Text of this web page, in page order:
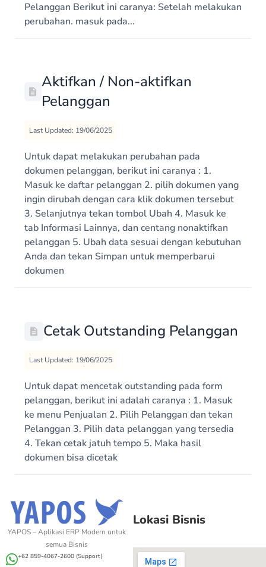
Pelanggan Berikut ini caranya: Setelah melakukan
perubahan. masuk pada...
Aktifkan / Non-aktifkan
Pelanggan
Last Updated: 19/06/2025
Untuk dapat melakukan perubahan pada
dokumen pelanggan, berikut ini caranya : 1.
Masuk ke daftar pelanggan 2. pilih dokumen yang
ingin dirubah dengan cara klik dokumen tersebut
3. Selanjutnya tekan tombol Ubah 4. Masuk ke
tab Informasi Lainnya, dan centang nonaktifkan
pelanggan 5. Ubah data sesuai dengan kebutuhan
Anda dan tekan Simpan untuk memperbarui
dokumen
Cetak Outstanding Pelanggan
Last Updated: 19/06/2025
Untuk dapat mencetak outstanding pada form
pelanggan, berikut ini adalah caranya : 1. Masuk
ke menu Penjualan 2. Pilih Pelanggan dan tekan
Pelanggan 3. Pilih data pelanggan yang tersedia
4. Tekan cetak jatuh tempo 5. Maka hasil
dokumen bisa dicetak
YAPOS – Aplikasi ERP Modern untuk
semua Bisnis
+62 859-4067-2600 (Support)
Lokasi Bisnis